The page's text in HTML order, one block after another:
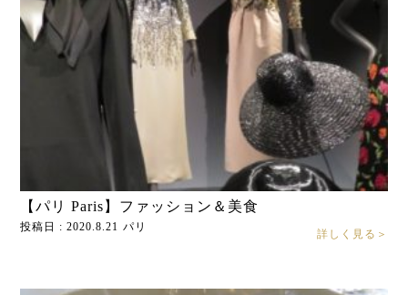
【パリ Paris】ファッション＆美食
投稿日 : 2020.8.21 パリ
詳しく見る＞